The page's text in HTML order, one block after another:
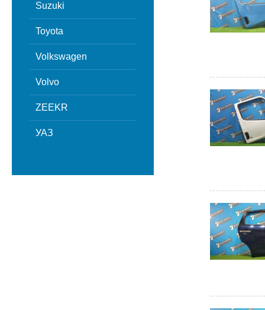
Suzuki
Toyota
Volkswagen
Volvo
ZEEKR
УАЗ